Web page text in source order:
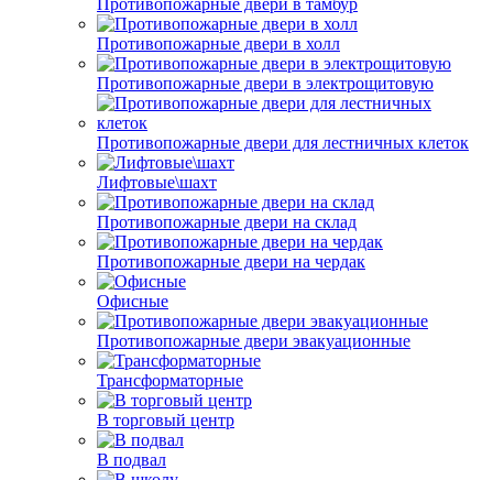
Противопожарные двери в тамбур
Противопожарные двери в холл
Противопожарные двери в электрощитовую
Противопожарные двери для лестничных клеток
Лифтовые\шахт
Противопожарные двери на склад
Противопожарные двери на чердак
Офисные
Противопожарные двери эвакуационные
Трансформаторные
В торговый центр
В подвал